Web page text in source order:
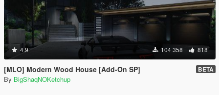
4.9 104 358 818
[MLO] Modern Wood House [Add-On SP] BETA
By BigShaqNOKetchup